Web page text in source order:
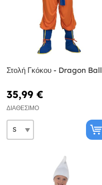
Στολή Γκόκου - Dragon Ball
35,99 €
ΔΙΑΘΈΣΙΜΟ